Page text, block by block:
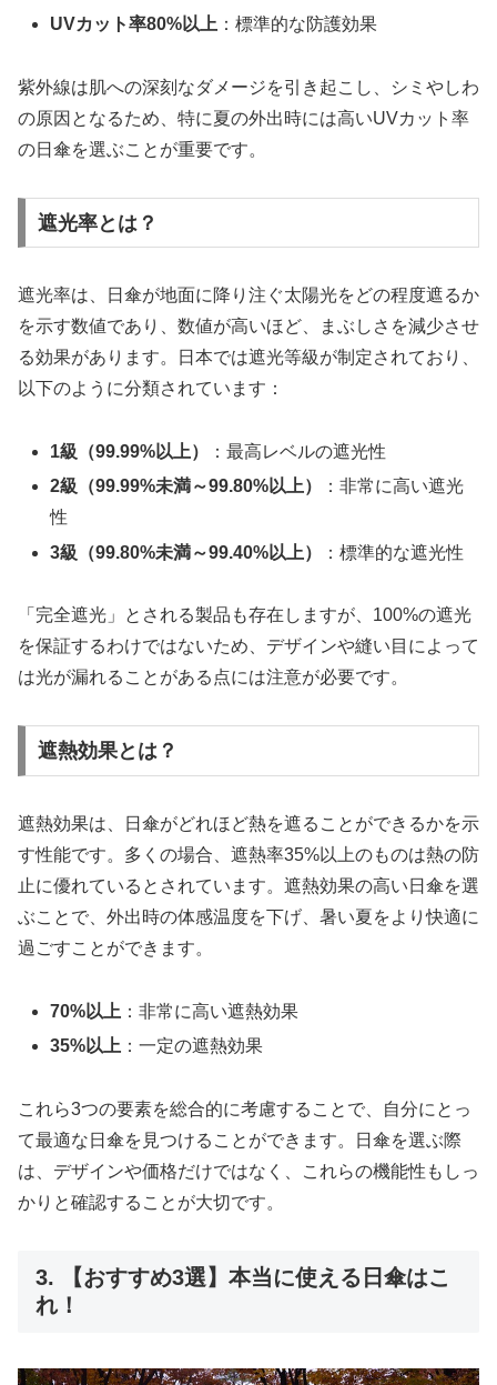
UVカット率80%以上 ：標準的な防護効果
紫外線は肌への深刻なダメージを引き起こし、シミやしわ
の原因となるため、特に夏の外出時には高いUVカット率
の日傘を選ぶことが重要です。
遮光率とは？
遮光率は、日傘が地面に降り注ぐ太陽光をどの程度遮るか
を示す数値であり、数値が高いほど、まぶしさを減少させ
る効果があります。日本では遮光等級が制定されており、
以下のように分類されています：
1級（99.99%以上）
：最高レベルの遮光性
2級（99.99%未満～99.80%以上）
：非常に高い遮光
性
3級（99.80%未満～99.40%以上）
：標準的な遮光性
「完全遮光」とされる製品も存在しますが、100%の遮光
を保証するわけではないため、デザインや縫い目によって
は光が漏れることがある点には注意が必要です。
遮熱効果とは？
遮熱効果は、日傘がどれほど熱を遮ることができるかを示
す性能です。多くの場合、遮熱率35%以上のものは熱の防
止に優れているとされています。遮熱効果の高い日傘を選
ぶことで、外出時の体感温度を下げ、暑い夏をより快適に
過ごすことができます。
70%以上 ：非常に高い遮熱効果
35%以上 ：一定の遮熱効果
これら3つの要素を総合的に考慮することで、自分にとっ
て最適な日傘を見つけることができます。日傘を選ぶ際
は、デザインや価格だけではなく、これらの機能性もしっ
かりと確認することが大切です。
3. 【おすすめ3選】本当に使える日傘はこ
れ！